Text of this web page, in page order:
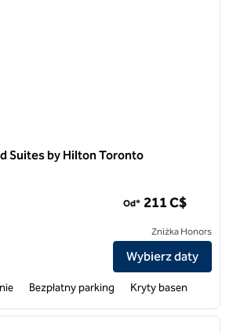
Suites by Hilton Toronto
Homewood Suites by Hilton Toronto
Od* 211 C$
Zniżka Honors
Wybierz daty
Bezpłatny parking Kryty basen